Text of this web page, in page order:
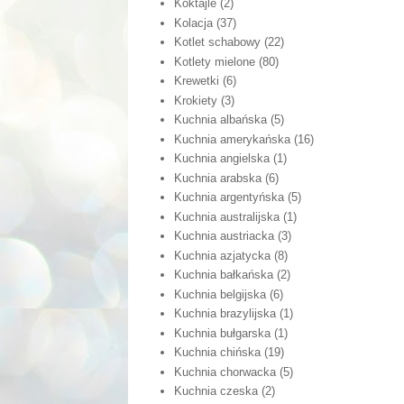
Koktajle (2)
Kolacja (37)
Kotlet schabowy (22)
Kotlety mielone (80)
Krewetki (6)
Krokiety (3)
Kuchnia albańska (5)
Kuchnia amerykańska (16)
Kuchnia angielska (1)
Kuchnia arabska (6)
Kuchnia argentyńska (5)
Kuchnia australijska (1)
Kuchnia austriacka (3)
Kuchnia azjatycka (8)
Kuchnia bałkańska (2)
Kuchnia belgijska (6)
Kuchnia brazylijska (1)
Kuchnia bułgarska (1)
Kuchnia chińska (19)
Kuchnia chorwacka (5)
Kuchnia czeska (2)